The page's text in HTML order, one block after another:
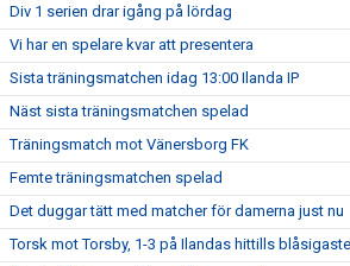
Div 1 serien drar igång på lördag
Vi har en spelare kvar att presentera
Sista träningsmatchen idag 13:00 Ilanda IP
Näst sista träningsmatchen spelad
Träningsmatch mot Vänersborg FK
Femte träningsmatchen spelad
Det duggar tätt med matcher för damerna just nu
Torsk mot Torsby, 1-3 på Ilandas hittills